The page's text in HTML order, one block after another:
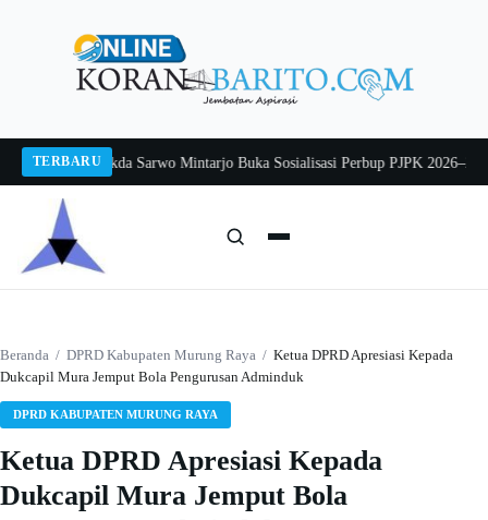
TERBARU
2026Pj Sekda Sarwo Mintarjo Buka Sosialisasi Perbup PJPK 2026–2030
Beranda / DPRD Kabupaten Murung Raya / Ketua DPRD Apresiasi Kepada
Dukcapil Mura Jemput Bola Pengurusan Adminduk
DPRD KABUPATEN MURUNG RAYA
Ketua DPRD Apresiasi Kepada
Dukcapil Mura Jemput Bola